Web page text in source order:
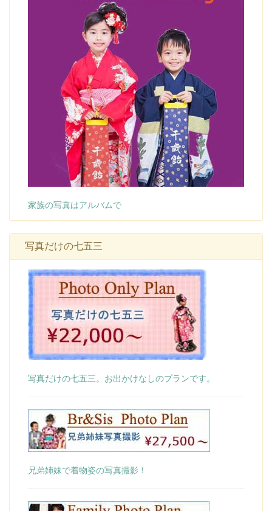
家族の写真はアルバムで
写真だけの七五三
写真だけの七五三。お出かけなしのプランです。
兄弟姉妹で着物姿の写真撮影！